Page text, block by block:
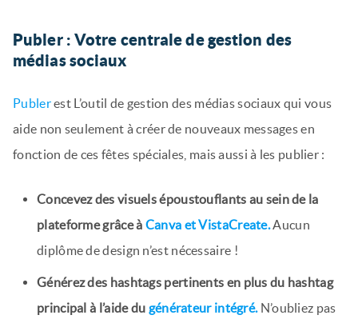
Publer : Votre centrale de gestion des
médias sociaux
Publerest L’outil de gestion des médias sociaux qui vous
aide non seulement à créer de nouveaux messages en
fonction de ces fêtes spéciales, mais aussi à les publier :
Concevez des visuels époustouflants au sein de la
plateforme grâce à Canva et VistaCreate.Aucun
diplôme de design n’est nécessaire !
Générez des hashtags pertinents en plus du hashtag
principal à l’aide du générateur intégré.N’oubliez pas